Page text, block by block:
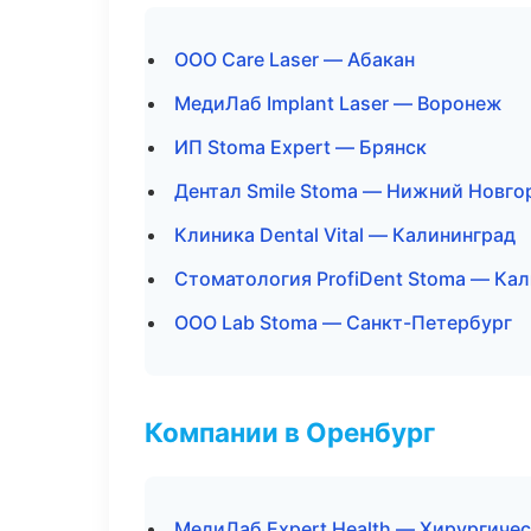
ООО Care Laser — Абакан
МедиЛаб Implant Laser — Воронеж
ИП Stoma Expert — Брянск
Дентал Smile Stoma — Нижний
Клиника Dental Vital — Калининград
Стоматология ProfiDent Stoma —
ООО Lab Stoma — Санкт-Петербург
Компании в Оренбург